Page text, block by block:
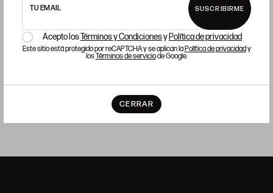
TU EMAIL SUSCRIBIRME
Acepto losTérminos y Condicionesy Política de privacidad
Este sitio está protegido por reCAPTCHA y se aplican laPolítica de privacidady
losTérminos de serviciode Google.
CERRAR
"Río de Janeiro. Carta náutica"
Huella: 21 x 28 cm; papel: 25,5 x 38,5 cm
Precio salida 120 €